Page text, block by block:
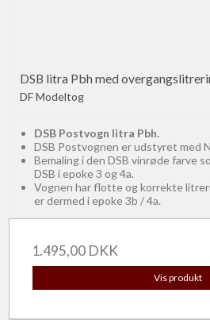
DSB litra Pbh med
DF Modeltog
DSB Postvogn litra Pbh.
DSB Postvognen er udstyret med
Bemaling i den DSB vinrøde farve
DSB i epoke 3 og 4a.
Vognen har flotte og korrekte
er dermed i epoke 3b / 4a.
1.495,00 DKK
Vis produkt